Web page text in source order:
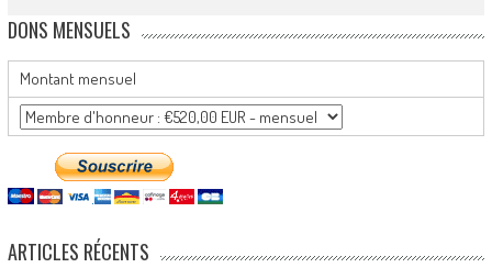
DONS MENSUELS
Montant mensuel
ARTICLES RÉCENTS